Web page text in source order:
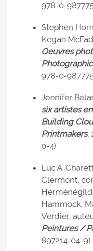
978-0-
Stephen
Kegan
Oeuvres
Photographic
978-0-
Jennifer
six artistes
Building
Printmakers,
0-4)
Luc A.
Clermont,
Hammock,
Verdier,
Peintures /
897214-04-9)